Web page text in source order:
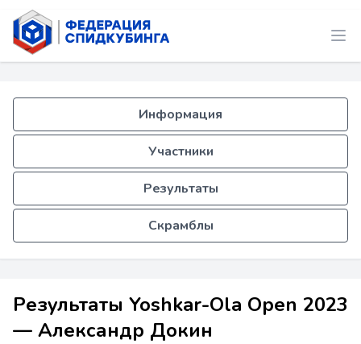
Информация
Участники
Результаты
Скрамблы
Результаты Yoshkar-Ola Open 2023
— Александр Докин